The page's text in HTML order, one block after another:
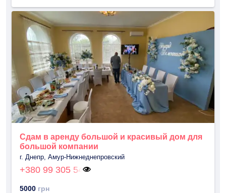
Сдам в аренду большой и красивый дом для
большой компании
г. Днепр, Амур-Нижнеднепровский
+380 99 305 54
5000 грн